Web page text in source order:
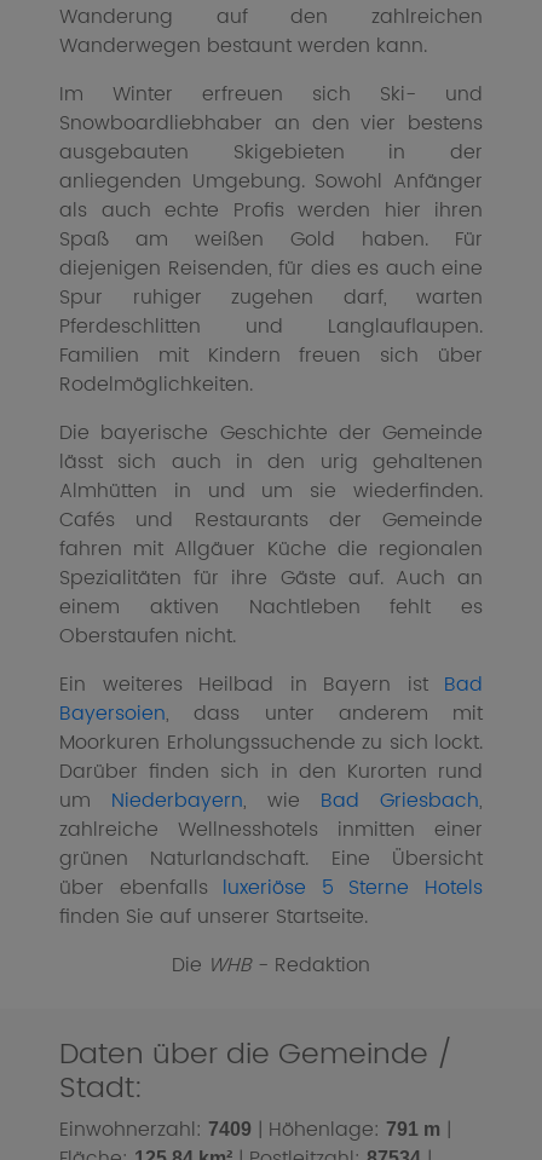
Wanderung auf den zahlreichen
Wanderwegen bestaunt werden kann.
Im Winter erfreuen sich Ski- und
Snowboardliebhaber an den vier bestens
ausgebauten Skigebieten in der
anliegenden Umgebung. Sowohl Anfänger
als auch echte Profis werden hier ihren
Spaß am weißen Gold haben. Für
diejenigen Reisenden, für dies es auch eine
Spur ruhiger zugehen darf, warten
Pferdeschlitten und Langlauflaupen.
Familien mit Kindern freuen sich über
Rodelmöglichkeiten.
Die bayerische Geschichte der Gemeinde
lässt sich auch in den urig gehaltenen
Almhütten in und um sie wiederfinden.
Cafés und Restaurants der Gemeinde
fahren mit Allgäuer Küche die regionalen
Spezialitäten für ihre Gäste auf. Auch an
einem aktiven Nachtleben fehlt es
Oberstaufen nicht.
Ein weiteres Heilbad in Bayern ist Bad
Bayersoien, dass unter anderem mit
Moorkuren Erholungssuchende zu sich lockt.
Darüber finden sich in den Kurorten rund
um Niederbayern, wie Bad Griesbach,
zahlreiche Wellnesshotels inmitten einer
grünen Naturlandschaft. Eine Übersicht
über ebenfalls luxeriöse 5 Sterne Hotels
finden Sie auf unserer Startseite.
Die WHB- Redaktion
Daten über die Gemeinde /
Stadt:
Einwohnerzahl: 7409 | Höhenlage: 791 m |